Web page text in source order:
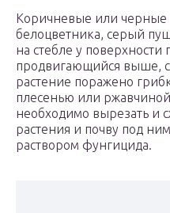
Коричневые или черные
белоцветника, серый
на стебле у поверхности
продвигающийся выше,
растение поражено
плесенью или
необходимо вырезать и
растения и почву под
раствором фунгицида.